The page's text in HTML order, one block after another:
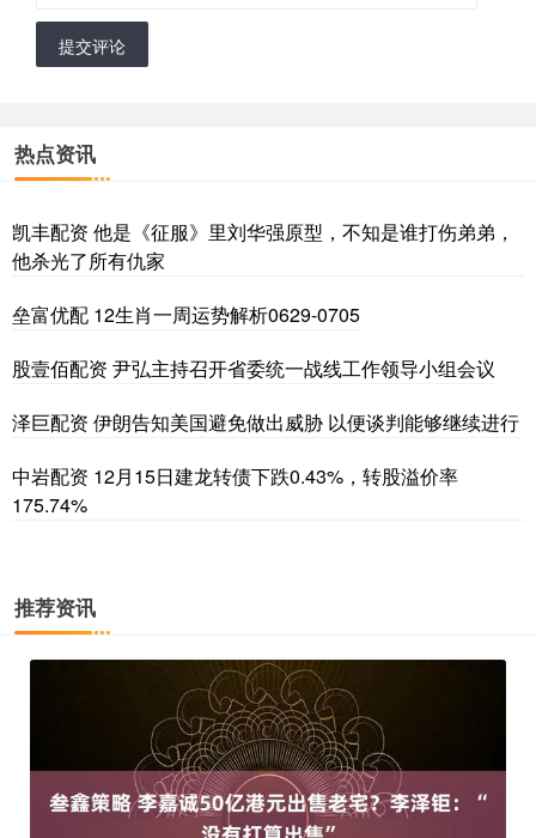
提交评论
热点资讯
凯丰配资 他是《征服》里刘华强原型，不知是谁打伤弟弟，
他杀光了所有仇家
垒富优配 12生肖一周运势解析0629-0705
股壹佰配资 尹弘主持召开省委统一战线工作领导小组会议
泽巨配资 伊朗告知美国避免做出威胁 以便谈判能够继续进行
中岩配资 12月15日建龙转债下跌0.43%，转股溢价率
175.74%
推荐资讯